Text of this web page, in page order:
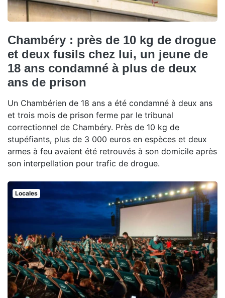
Chambéry : près de 10 kg de drogue
et deux fusils chez lui, un jeune de
18 ans condamné à plus de deux
ans de prison
Un Chambérien de 18 ans a été condamné à deux ans
et trois mois de prison ferme par le tribunal
correctionnel de Chambéry. Près de 10 kg de
stupéfiants, plus de 3 000 euros en espèces et deux
armes à feu avaient été retrouvés à son domicile après
son interpellation pour trafic de drogue.
Locales